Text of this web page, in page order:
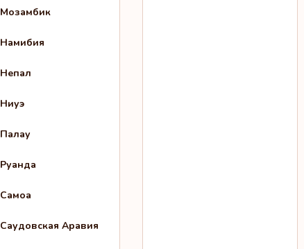
Мозамбик
Намибия
Непал
Ниуэ
Палау
Руанда
Самоа
Саудовская Аравия